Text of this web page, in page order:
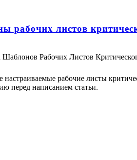
рабочих листов
Шаблонов Рабочих Листов
настраиваемые рабочие листы
перед написанием статьи.